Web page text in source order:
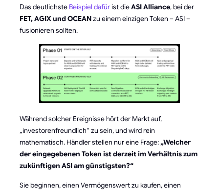
Das deutlichste Beispiel dafürist dieASI Alliance, bei der
FET, AGIX und OCEANzu einem einzigen Token – ASI –
fusionieren sollten.
Während solcher Ereignisse hört der Markt auf,
„investorenfreundlich“ zu sein, und wird rein
mathematisch. Händler stellen nur eine Frage:„Welcher
der eingegebenen Token ist derzeit im Verhältnis zum
zukünftigen ASI am günstigsten?“
Sie beginnen, einen Vermögenswert zu kaufen, einen